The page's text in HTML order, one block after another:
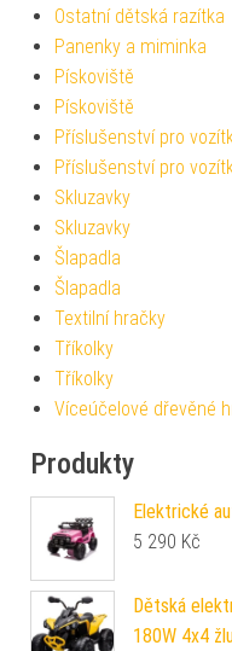
Ostatní dětská razítka
Panenky a miminka
Pískoviště
Pískoviště
Příslušenství pro
Příslušenství pro
Skluzavky
Skluzavky
Šlapadla
Šlapadla
Textilní hračky
Tříkolky
Tříkolky
Víceúčelové dřevěné
Produkty
Elektrické
5 290 Kč
Dětská
180W 4x4